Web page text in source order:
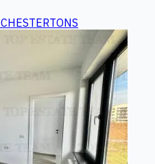
CHESTERTONS